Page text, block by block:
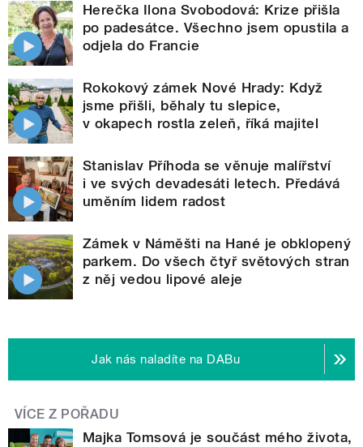
Herečka Ilona Svobodová: Krize přišla
po padesátce. Všechno jsem opustila a
odjela do Francie
Rokokový zámek Nové Hrady: Když
jsme přišli, běhaly tu slepice,
v okapech rostla zeleň, říká majitel
Stanislav Příhoda se věnuje malířství
i ve svých devadesáti letech. Předává
uměním lidem radost
Zámek v Náměšti na Hané je obklopený
parkem. Do všech čtyř světových stran
z něj vedou lipové aleje
Jak nás naladíte na DABu
VÍCE Z POŘADU
Majka Tomsová je součást mého života,